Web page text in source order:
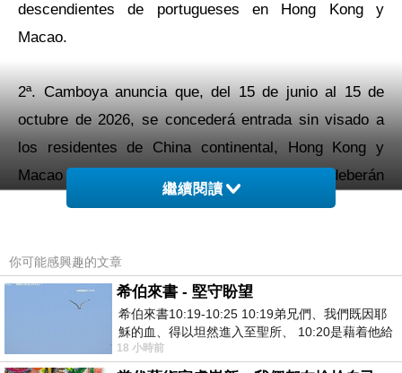
descendientes de portugueses en Hong Kong y
Macao.
2ª. Camboya anuncia que, del 15 de junio al 15 de
octubre de 2026, se concederá entrada sin visado a
los residentes de China continental, Hong Kong y
Macao que posean pasaporte, pero deberán
registrarse en línea en el sistema FPCS dentro de las
multa máxima será de US$12,600.00. Esta exención
de visado no se aplica a los macaenses
descendientes de portugueses.
https://fpcs.immigration.gov.kh/
繼續閱讀
你可能感興趣的文章
希伯來書 - 堅守盼望
希伯來書10:19-10:25 10:19弟兄們、我們既因耶
穌的血、得以坦然進入至聖所、 10:20是藉着他給
我們開了一條又新又活的路從幔子經過
18 小時前